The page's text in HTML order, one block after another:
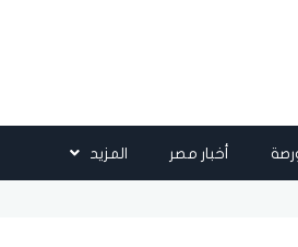
أخبار مصر المزيد